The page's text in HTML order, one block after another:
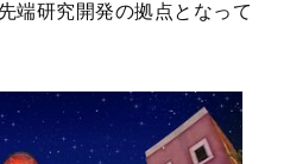
端研究開発の拠点となって